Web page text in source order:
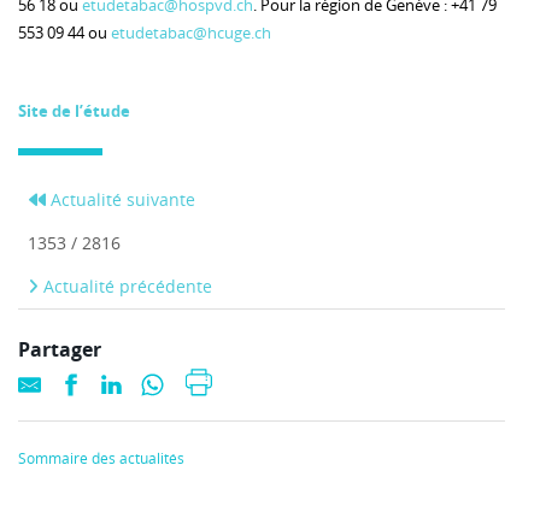
56 18 ou etudetabac@hospvd.ch. Pour la région de Genève : +41 79
553 09 44 ou etudetabac@hcuge.ch
Site de l’étude
Actualité suivante
1353 / 2816
Actualité précédente
Partager
Sommaire des actualités